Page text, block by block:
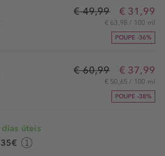
€ 49,99 € 31,99
€ 63,98 / 100 ml
POUPE -36%
€ 60,99 € 37,99
€ 50,65 / 100 ml
POUPE -38%
úteis